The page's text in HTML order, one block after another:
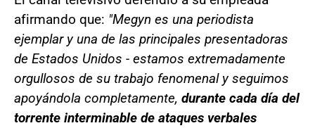
afirmando que: "Megyn es una periodista
ejemplar y una de las principales presentadoras
de Estados Unidos - estamos extremadamente
orgullosos de su trabajo fenomenal y seguimos
apoyándola completamente, durante cada día del
torrente interminable de ataques verbales